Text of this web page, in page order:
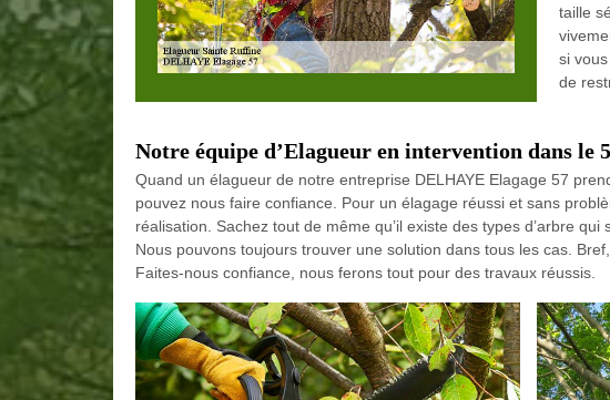
taille
si
de
Notre équipe d’Elagueur en intervention dans le
Quand un élagueur de notre entreprise DELHAYE Elagage 57
pouvez nous faire confiance. Pour un élagage réussi et sans
réalisation. Sachez tout de même qu’il existe des types d’arbre qui
Nous pouvons toujours trouver une solution dans tous les cas.
Faites-nous confiance, nous ferons tout pour des travaux réussis.